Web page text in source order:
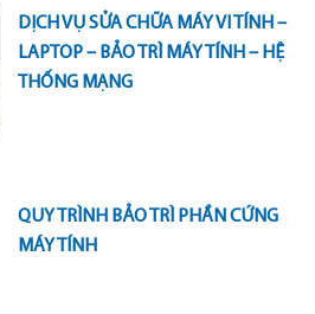
DỊCH VỤ SỬA CHỮA MÁY VI TÍNH –
LAPTOP – BẢO TRÌ MÁY TÍNH – HỆ
THỐNG MẠNG
QUY TRÌNH BẢO TRÌ PHẦN CỨNG
MÁY TÍNH